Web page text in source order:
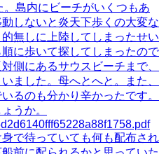
島内にビーチがいくつもあ
しないと炎天下歩くの大変な
無しに上陸してしまったせい
に歩いて探してしまったので
側にあるサウスビーチまで、
ました。母へとへと。また、
るのも分かり辛かったです。
うか。
で待っていても何も配布され